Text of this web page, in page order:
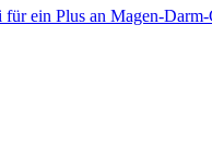
für ein Plus an Magen-